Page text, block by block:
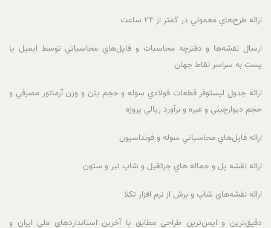
ارائه طرح‌هاي معمولي در کمتر از 24 ساعت
ارسال نقشه‌ها و دفترچه محاسبات و فايل‌هاي محاسباتي توسط ايميل يا
پست به سراسر نقاط جهان
ارائه جدول ليستوفر قطعات فولادي سوله و حجم بتن و وزن آرماتور مصرفي و
حجم ديوارچيني و غيره و برآورد ريالي پروژه
ارائه فايل‌هاي محاسباتي سوله و فونداسيون
ارائه نقشه پل و حماله هاي جرثقيل و شاپ تير و ستون
ارائه نقشه‌هاي شاپ و برش از نرم افزار تکلا
دقيق‌ترين و ايمن‌ترين طراحي مطابق با آخرين استانداردهاي ملي ايران و